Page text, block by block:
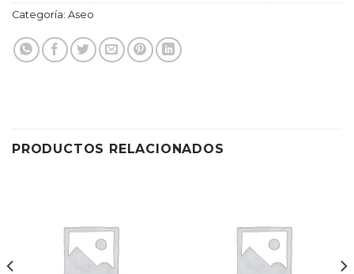
Categoría: Aseo
PRODUCTOS RELACIONADOS